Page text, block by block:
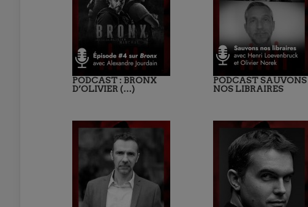
PODCAST : BRONX
D’OLIVIER (…)
PODCAST SAUVONS
NOS LIBRAIRES